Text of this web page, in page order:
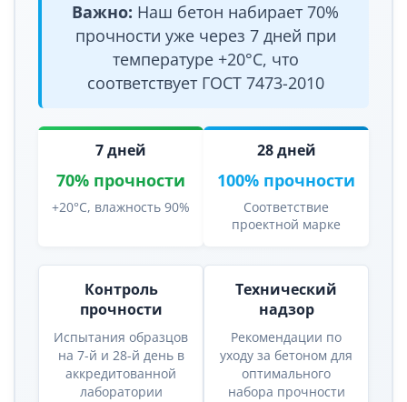
Важно: Наш бетон набирает 70%
прочности уже через 7 дней при
температуре +20°C, что
соответствует ГОСТ 7473-2010
7 дней
70% прочности
+20°C, влажность 90%
28 дней
100% прочности
Соответствие
проектной марке
Контроль
прочности
Испытания образцов
на 7-й и 28-й день в
аккредитованной
лаборатории
Технический
надзор
Рекомендации по
уходу за бетоном для
оптимального
набора прочности